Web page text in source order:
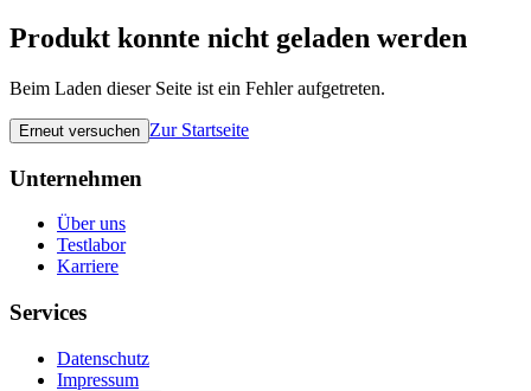
Produkt konnte nicht geladen werden
Beim Laden dieser Seite ist ein Fehler aufgetreten.
Erneut versuchen Zur Startseite
Unternehmen
Über uns
Testlabor
Karriere
Services
Datenschutz
Impressum